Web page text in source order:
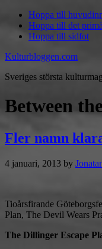
Hoppa till
Hoppa till det
Hoppa till sidfot
Kulturbloggen.com
Sveriges största
Between
Fler namn
4 januari, 2013 by
Tioårsfirande
Plan, The Devil Wears
The Dillinger Escape